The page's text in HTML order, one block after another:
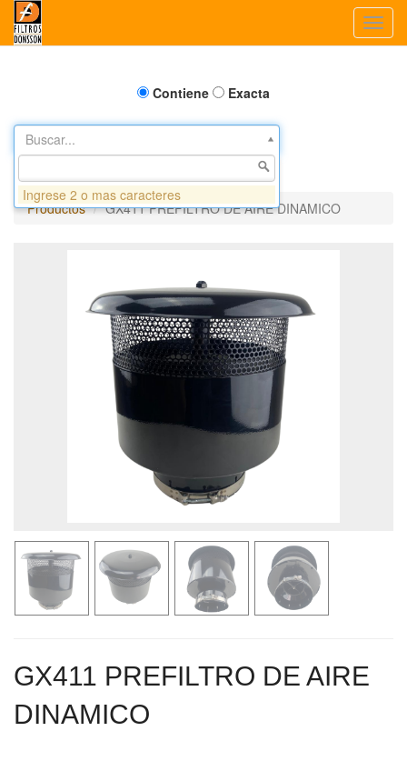
Contiene Exacta
Buscar...
Productos GX411 PREFILTRO DE AIRE DINAMICO
GX411 PREFILTRO DE AIRE
DINAMICO
Ingrese 2 o mas caracteres